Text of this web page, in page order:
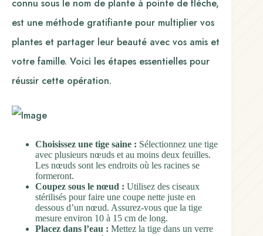
connu sous le nom de plante à pointe de flèche,
est une méthode gratifiante pour multiplier vos
plantes et partager leur beauté avec vos amis et
votre famille. Voici les étapes essentielles pour
réussir cette opération.
Choisissez une tige saine : Sélectionnez une tige
avec plusieurs nœuds et au moins deux feuilles.
Les nœuds sont les endroits où les racines se
formeront.
Coupez sous le nœud : Utilisez des ciseaux
stérilisés pour faire une coupe nette juste en
dessous d’un nœud. Assurez-vous que la tige
mesure environ 10 à 15 cm de long.
Placez dans l’eau : Mettez la tige dans un verre